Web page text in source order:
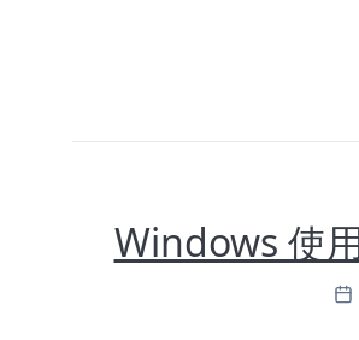
Windows 使